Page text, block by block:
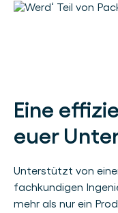
Eine
euer
Unterstützt von
fachkundigen
mehr als nur ein